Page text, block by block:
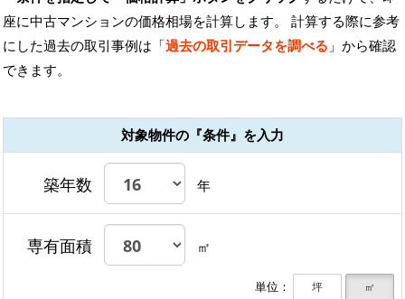
座に中古マンションの価格相場を計算します。 計算する際に参考
にした過去の取引事例は「過去の取引データを調べる 」から確認
できます。
対象物件の『条件』を入力
築年数 年
専有面積 ㎡
単位： 坪 ㎡